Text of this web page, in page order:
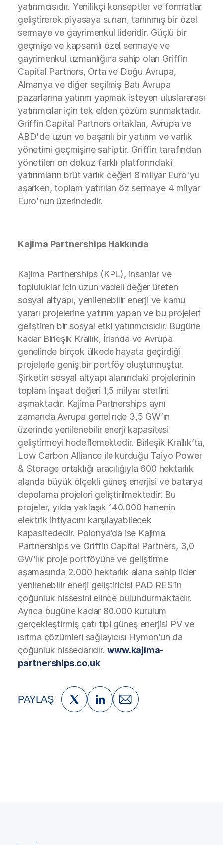
yatırımcısıdır. Yenilikçi konseptler ve formatlar
geliştirerek piyasaya sunan, tanınmış bir özel
sermaye ve gayrimenkul lideridir. Güçlü bir
geçmişe ve kapsamlı özel sermaye ve
gayrimenkul uzmanlığına sahip olan Griffin
Capital Partners, Orta ve Doğu Avrupa,
Almanya ve diğer seçilmiş Batı Avrupa
pazarlarına yatırım yapmak isteyen uluslararası
yatırımcılar için tek elden çözüm sunmaktadır.
Griffin Capital Partners ortakları, Avrupa ve
ABD'de uzun ve başarılı bir yatırım ve varlık
yönetimi geçmişine sahiptir. Griffin tarafından
yönetilen on dokuz farklı platformdaki
yatırımların brüt varlık değeri 8 milyar Euro'yu
aşarken, toplam yatırılan öz sermaye 4 milyar
Euro'nun üzerindedir.
Kajima Partnerships Hakkında
Kajima Partnerships (KPL), insanlar ve
topluluklar için uzun vadeli değer üreten
sosyal altyapı, yenilenebilir enerji ve kamu
yararı projelerine yatırım yapan ve bu projeleri
geliştiren bir sosyal etki yatırımcısıdır. Bugüne
kadar Birleşik Krallık, İrlanda ve Avrupa
genelinde birçok ülkede hayata geçirdiği
projelerle geniş bir portföy oluşturmuştur.
Şirketin sosyal altyapı alanındaki projelerinin
toplam inşaat değeri 1,5 milyar sterlini
aşmaktadır. Kajima Partnerships aynı
zamanda Avrupa genelinde 3,5 GW’ın
üzerinde yenilenebilir enerji kapasitesi
geliştirmeyi hedeflemektedir. Birleşik Krallık’ta,
Low Carbon Alliance ile kurduğu Taiyo Power
& Storage ortaklığı aracılığıyla 600 hektarlık
alanda büyük ölçekli güneş enerjisi ve batarya
depolama projeleri geliştirilmektedir. Bu
projeler, yılda yaklaşık 140.000 hanenin
elektrik ihtiyacını karşılayabilecek
kapasitededir. Polonya’da ise Kajima
Partnerships ve Griffin Capital Partners, 3,0
GW’lık proje portföyüne ve geliştirme
aşamasında 2.000 hektarlık alana sahip lider
yenilenebilir enerji geliştiricisi PAD RES’in
çoğunluk hissesini elinde bulundurmaktadır.
Ayrıca bugüne kadar 80.000 kurulum
gerçekleştirmiş çatı tipi güneş enerjisi PV ve
ısıtma çözümleri sağlayıcısı Hymon’un da
çoğunluk hissedarıdır.www.kajima-
partnerships.co.uk
PAYLAŞ